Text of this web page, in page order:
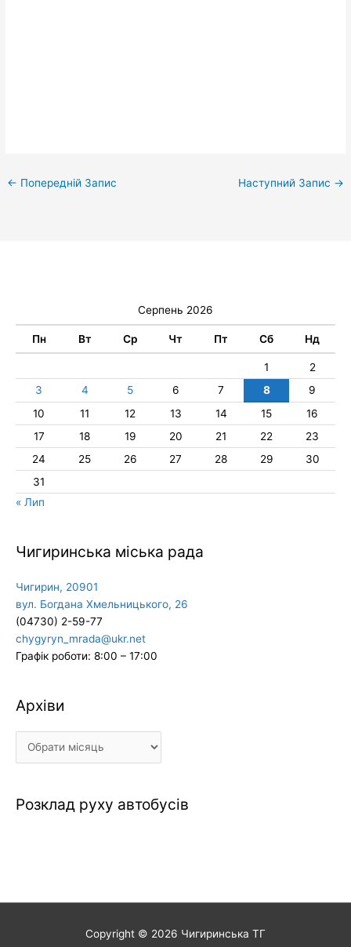
← Попередній Запис Наступний Запис →
Серпень 2026
Пн Вт Ср Чт Пт Сб Нд
1
2
3
4 5 6 7 8
9
10
11 12 13 14 15
16
17
18 19 20 21 22
23
24
25 26 27 28 29
30
31
« Лип
Чигиринська міська рада
Чигирин, 20901
вул. Богдана Хмельницького, 26
(04730) 2-59-77
chygyryn_mrada@ukr.net
Графік роботи: 8:00 – 17:00
Архіви
Архіви
Розклад руху автобусів
Copyright © 2026 Чигиринська ТГ